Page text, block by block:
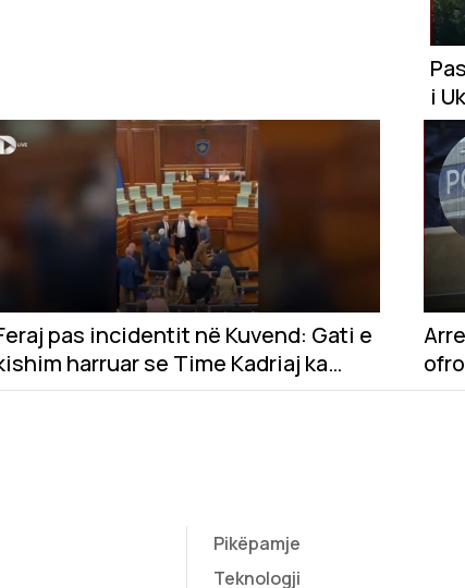
i
pas incidentit në Kuvend: Gati e
harruar se Time Kadriaj ka
në UÇK
Pikëpamje
Teknologji